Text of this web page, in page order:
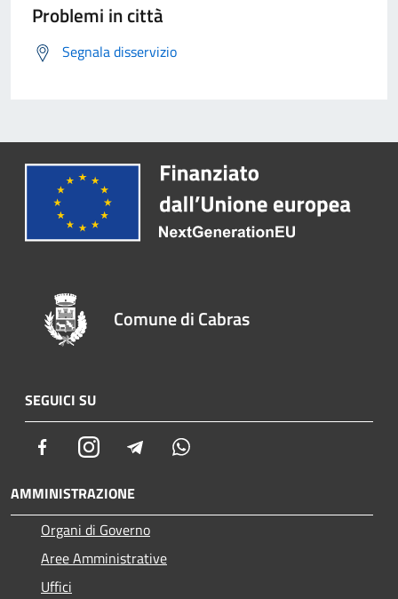
Problemi in città
Segnala disservizio
Comune di Cabras
SEGUICI SU
FacebookInstagram Telegram
AMMINISTRAZIONE
Organi di Governo
Aree Amministrative
Uffici